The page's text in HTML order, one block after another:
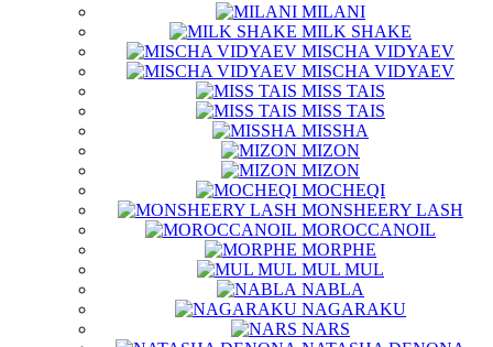
MILANI
MILK SHAKE
MISCHA VIDYAEV
MISCHA VIDYAEV
MISS TAIS
MISS TAIS
MISSHA
MIZON
MIZON
MOCHEQI
MONSHEERY LASH
MOROCCANOIL
MORPHE
MUL MUL
NABLA
NAGARAKU
NARS